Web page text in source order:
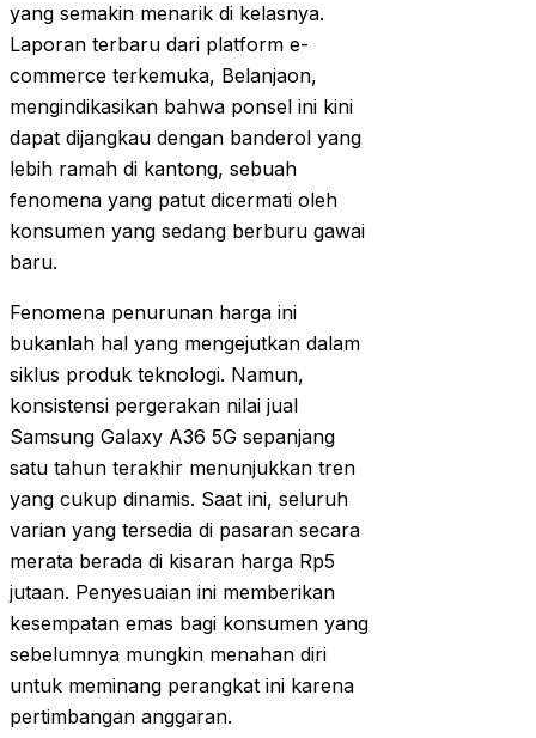
yang semakin menarik di kelasnya.
Laporan terbaru dari platform e-
commerce terkemuka, Belanjaon,
mengindikasikan bahwa ponsel ini kini
dapat dijangkau dengan banderol yang
lebih ramah di kantong, sebuah
fenomena yang patut dicermati oleh
konsumen yang sedang berburu gawai
baru.
Fenomena penurunan harga ini
bukanlah hal yang mengejutkan dalam
siklus produk teknologi. Namun,
konsistensi pergerakan nilai jual
Samsung Galaxy A36 5G sepanjang
satu tahun terakhir menunjukkan tren
yang cukup dinamis. Saat ini, seluruh
varian yang tersedia di pasaran secara
merata berada di kisaran harga Rp5
jutaan. Penyesuaian ini memberikan
kesempatan emas bagi konsumen yang
sebelumnya mungkin menahan diri
untuk meminang perangkat ini karena
pertimbangan anggaran.